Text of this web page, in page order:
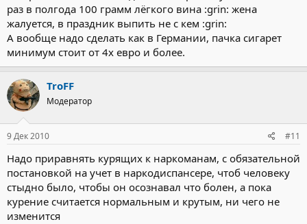
раз в полгода 100 грамм лёгкого вина :grin: жена
жалуется, в праздник выпить не с кем :grin:
А вообще надо сделать как в Германии, пачка сигарет
минимум стоит от 4х евро и более.
TroFF
Модератор
9 Дек 2010 #11
Надо приравнять курящих к наркоманам, с обязательной
постановкой на учет в наркодиспансере, чтоб человеку
стыдно было, чтобы он осознавал что болен, а пока
курение считается нормальным и крутым, ни чего не
изменится